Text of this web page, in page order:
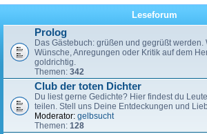
Leseforum
Prolog
Das Gästebuch: grüßen und gegrüßt werden.
Wünsche, Anregungen oder Kritik auf dem
goldrichtig.
Themen: 342
Club der toten Dichter
Du liest gerne Gedichte? Hier findest du
teilen. Stell uns Deine Entdeckungen und
Moderator: gelbsucht
Themen: 128